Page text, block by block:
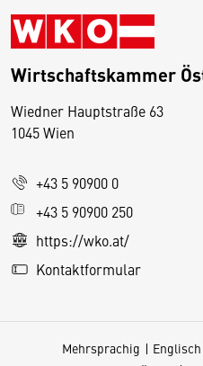
Wirtschaftskammer
Wiedner Hauptstraße 63
1045 Wien
+43 5 90900 0
+43 5 90900 250
https://wko.at/
Kontaktformular
Mehrsprachig Englisch
D
s
e
S
e